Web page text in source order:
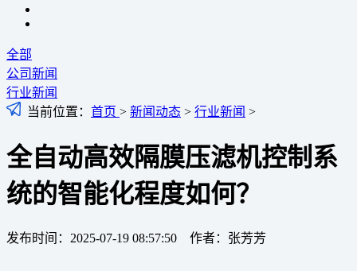
全部
公司新闻
行业新闻
当前位置： 首页 > 新闻动态 > 行业新闻 >
全自动高效隔膜压滤机控制系
统的智能化程度如何？
发布时间：2025-07-19 08:57:50 作者：张芳芳